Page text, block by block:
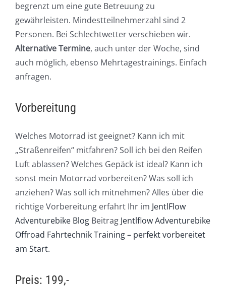
begrenzt um eine gute Betreuung zu
gewährleisten. Mindestteilnehmerzahl sind 2
Personen. Bei Schlechtwetter verschieben wir.
Alternative Termine, auch unter der Woche, sind
auch möglich, ebenso Mehrtagestrainings. Einfach
anfragen.
Vorbereitung
Welches Motorrad ist geeignet? Kann ich mit
„Straßenreifen“ mitfahren? Soll ich bei den Reifen
Luft ablassen? Welches Gepäck ist ideal? Kann ich
sonst mein Motorrad vorbereiten? Was soll ich
anziehen? Was soll ich mitnehmen? Alles über die
richtige Vorbereitung erfahrt Ihr im JentlFlow
Adventurebike Blog Beitrag Jentlflow Adventurebike
Offroad Fahrtechnik Training – perfekt vorbereitet
am Start.
Preis: 199,-